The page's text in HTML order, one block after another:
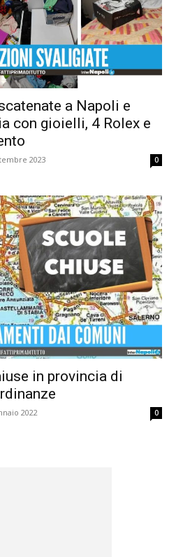
a Napoli e
con gioielli, 4 Rolex e
2023 0
in provincia di
2022 0